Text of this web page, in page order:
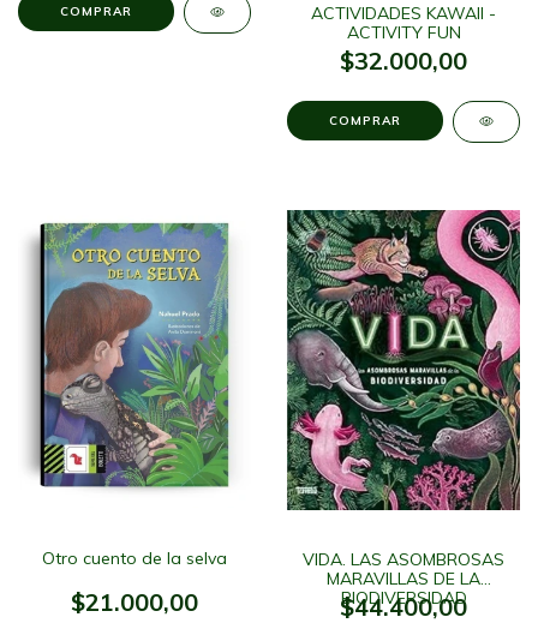
ACTIVIDADES KAWAII -
ACTIVITY FUN
$32.000,00
Otro cuento de la selva
$21.000,00
VIDA. LAS ASOMBROSAS
MARAVILLAS DE LA
BIODIVERSIDAD
$44.400,00